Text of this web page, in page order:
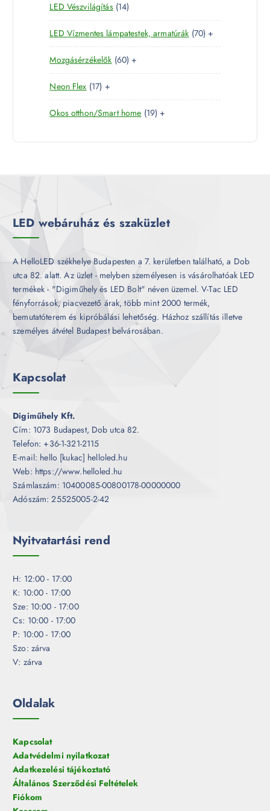
k
é
k
r
m
é
e
r
m
é
k
LED Vészvilágítás 141
4
t
e
r
m
k
LED Vízmentes lámpatestek, armatúrák 707
0
e
m
+
Mozgásérzékelők 606
0
e
r
é
+
Neon Flex 171
7
t
r
+
Okos otthon/Smart home 191
t
+
LED webáruház és szaküzlet
A HelloLED székhelye Budapesten a 7. kerületben található, a Dob
utca 82. alatt. Az üzlet - melyben személyesen is vásárolhatóak LED
termékek - "Digiműhely és LED Bolt" néven üzemel. V-Tac LED
fényforrások, piacvezető árak, több mint 2000 termék,
bemutatóterem és kipróbálási lehetőség. Házhoz szállítás illetve
személyes átvétel Budapest belvárosában.
Kapcsolat
Digiműhely Kft.
Cím: 1073 Budapest, Dob utca 82.
Telefon: +36-1-321-2115
E-mail: hello [kukac] helloled.hu
Web: https://www.helloled.hu
Számlaszám: 10400085-00800178-00000000
Adószám: 25525005-2-42
Nyitvatartási rend
H: 12:00 - 17:00
K: 10:00 - 17:00
Sze: 10:00 - 17:00
Cs: 10:00 - 17:00
P: 10:00 - 17:00
Szo: zárva
V: zárva
Oldalak
Kapcsolat
Adatvédelmi nyilatkozat
Adatkezelési tájékoztató
Általános Szerződési Feltételek
Fiókom